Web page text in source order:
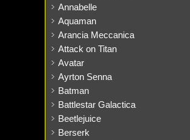
Annabelle
Aquaman
Arancia Meccanica
Attack on Titan
Avatar
Ayrton Senna
Batman
Battlestar Galactica
Beetlejuice
Berserk